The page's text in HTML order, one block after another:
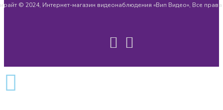
© 2024, Интернет-магазин видеонаблюдения «Вип Видео», Все